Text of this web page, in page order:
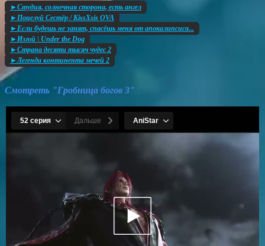
►Студия, солнечная сторона, есть ангел
►Поцелуй Сестёр / KissXsis OVA
►Если будешь не занят, спасёшь меня от апокалипсиса...
►Изгой \ Under the Dog
►Страна десяти тысяч чудес 2
►Легенда континента мечей 2
Смотреть "Гробница богов 3"